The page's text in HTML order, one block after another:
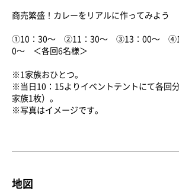
商売繁盛！カレーをリアルに作ってみよう
①10：30～ ②11：30～ ③13：00～
0～ ＜各回6名様＞
※1家族おひとつ。
※当日10：15よりイベントテントにて各回
家族1枚）。
※写真はイメージです。
地図